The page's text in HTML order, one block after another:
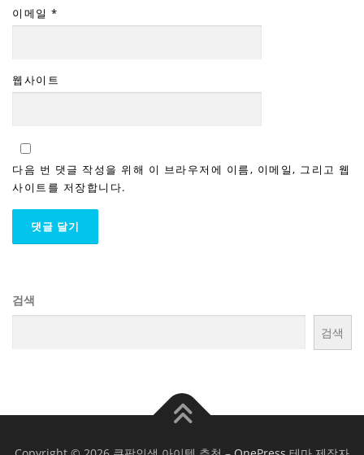
이메일 *
웹사이트
다음 번 댓글 작성을 위해 이 브라우저에 이름, 이메일, 그리고 웹
사이트를 저장합니다.
검색
검색